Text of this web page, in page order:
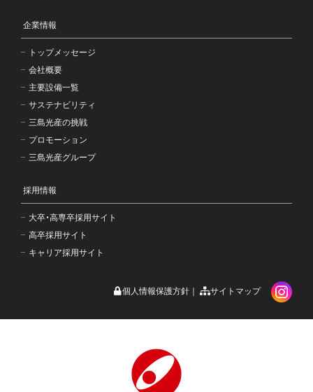
企業情報
トップメッセージ
会社概要
主要設備一覧
サステナビリティ
三島光産の挑戦
プロモーション
三島光産グループ
採用情報
大卒・高専卒採用サイト
高卒採用サイト
キャリア採用サイト
個人情報保護方針 サイトマップ